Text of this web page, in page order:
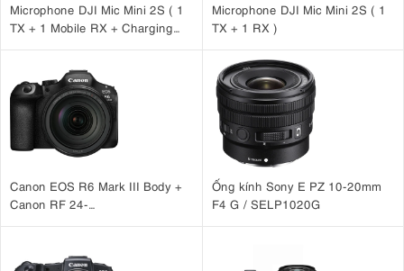
Microphone DJI Mic Mini 2S ( 1
TX + 1 Mobile RX + Charging
Microphone DJI Mic Mini 2S ( 1
TX + 1 RX )
Canon EOS R6 Mark III Body +
Canon RF 24-
Ống kính Sony E PZ 10-20mm
F4 G / SELP1020G